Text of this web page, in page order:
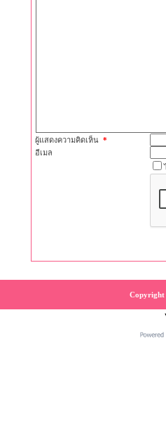
ผู้แสดงความคิดเห็น *
อีเมล
Copyright